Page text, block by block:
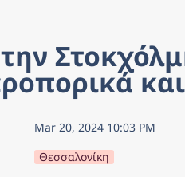
Mar 20, 2024 10:03 PM
Θεσσαλονίκη